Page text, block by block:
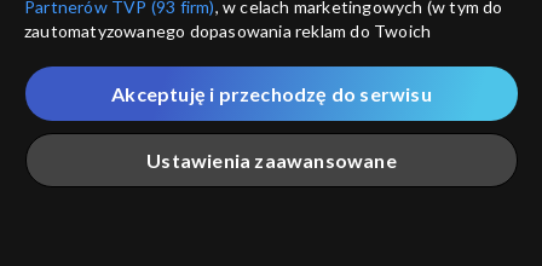
My Wy Oni
My Wy Oni
Partnerów TVP (93 firm), w celach marketingowych (w tym do
zautomatyzowanego dopasowania reklam do Twoich
które wskazujemy poniżej, a także zgody na udostępnianie
przez nas identyfikatora PPID do Google.
Twoje dane osobowe zbierane podczas odwiedzania przez
Ciebie naszych
poszczególnych serwisówzwanych dalej
„Portalem”, w tym informacje zapisywane za pomocą
Ustawienia zaawansowane
Akceptuję i przechodzę do serwisu